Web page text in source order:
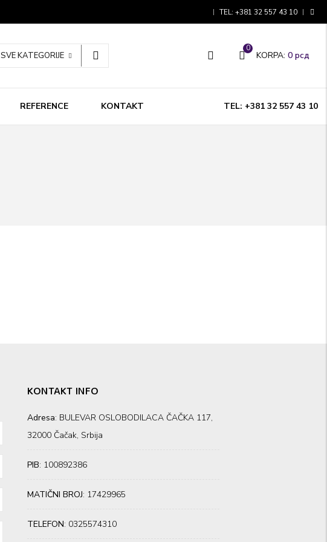
TEL: +381 32 557 43 10
SVE KATEGORIJE
0
KORPA: 0 рсд
REFERENCE KONTAKT TEL: +381 32 557 43 10
KONTAKT INFO
Adresa: BULEVAR OSLOBODILACA ČAČKA 117,
32000 Čačak, Srbija
PIB: 100892386
MATIČNI BROJ: 17429965
TELEFON: 0325574310